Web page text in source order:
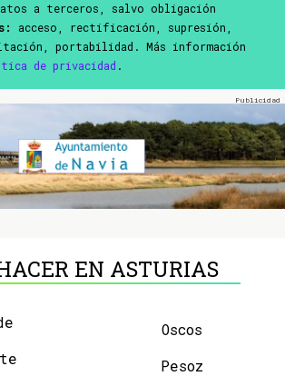
a terceros, salvo obligación
acceso, rectificación, supresión,
portabilidad. Más información
de privacidad .
EN ASTURIAS
Oscos
Pesoz